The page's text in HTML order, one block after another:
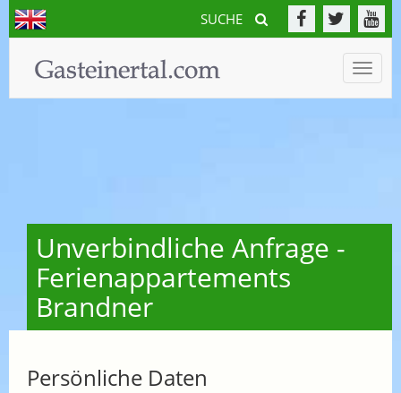
SUCHE
Toggle
Unverbindliche Anfrage -
Ferienappartements
Brandner
Persönliche Daten